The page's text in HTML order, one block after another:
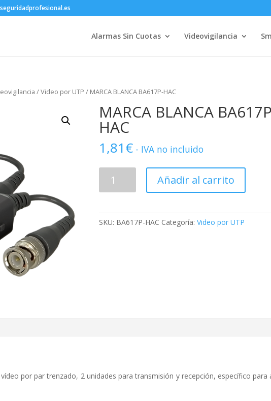
Alarmas Sin Cuotas Videovigilancia
/Video por UTP / MARCA BLANCA BA617P-HAC
MARCA BLANCA
HAC
1,81€ - IVA no incluido
BLANCA
cantidad
Añadir al carrito
SKU: BA617P-HAC Categoría:Video por UTP
por par trenzado, 2 unidades para transmisión y recepción, específico para